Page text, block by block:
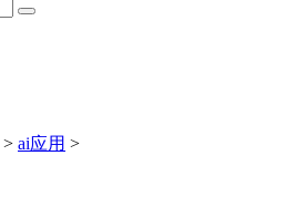
> ai应用 >